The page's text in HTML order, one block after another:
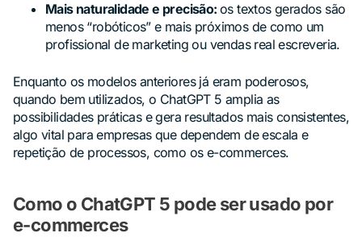
Mais naturalidade e precisão: os textos gerados são
menos “robóticos” e mais próximos de como um
profissional de marketing ou vendas real escreveria.
Enquanto os modelos anteriores já eram poderosos,
quando bem utilizados, o ChatGPT 5 amplia as
possibilidades práticas e gera resultados mais consistentes,
algo vital para empresas que dependem de escala e
repetição de processos, como os e-commerces.
Como o ChatGPT 5 pode ser usado por
e-commerces